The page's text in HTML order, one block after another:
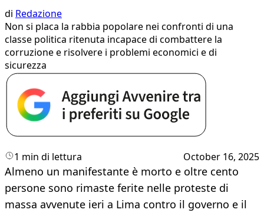
di Redazione
Non si placa la rabbia popolare nei confronti di una
classe politica ritenuta incapace di combattere la
corruzione e risolvere i problemi economici e di
sicurezza
1 min di lettura October 16, 2025
Almeno un manifestante è morto e oltre cento
persone sono rimaste ferite nelle proteste di
massa avvenute ieri a Lima contro il governo e il